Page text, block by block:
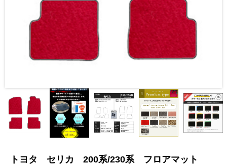
トヨタ セリカ 200系/230系 フロアマット